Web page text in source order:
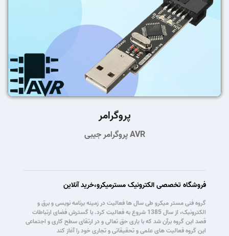
پروگرامر
پروگرامر جیبی AVR
فروشگاه تخصصی الکترونیک مسترمیکرو،خرید آنلاین
گروه فنی مستر میکرو طی سال ها فعالیت در زمینه برنامه نویسی و برق و
الکترونیک، از سال 1385 شروع به فعالیت کرد. با گسترش فضای ارتباطات
قصد این گروه برآن شد که با یاری حق تعالی و در ارتقای سطح کاری و اجتماعی
این گروه فعالیت های علمی و تحقیقاتی و تجاری خود را آغاز کند